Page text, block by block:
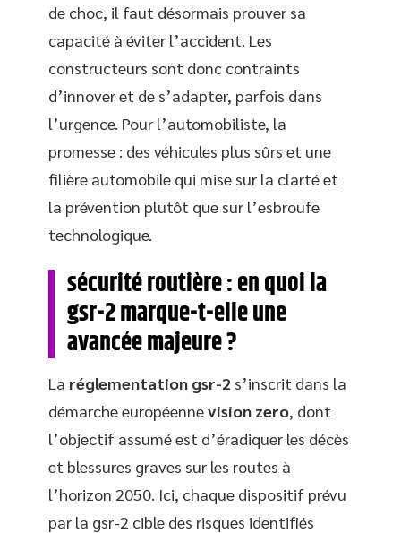
de choc, il faut désormais prouver sa
capacité à éviter l’accident. Les
constructeurs sont donc contraints
d’innover et de s’adapter, parfois dans
l’urgence. Pour l’automobiliste, la
promesse : des véhicules plus sûrs et une
filière automobile qui mise sur la clarté et
la prévention plutôt que sur l’esbroufe
technologique.
sécurité routière : en quoi la
gsr-2 marque-t-elle une
avancée majeure ?
La réglementation gsr-2 s’inscrit dans la
démarche européennevision zero, dont
l’objectif assumé est d’éradiquer les décès
et blessures graves sur les routes à
l’horizon 2050. Ici, chaque dispositif prévu
par la gsr-2 cible des risques identifiés